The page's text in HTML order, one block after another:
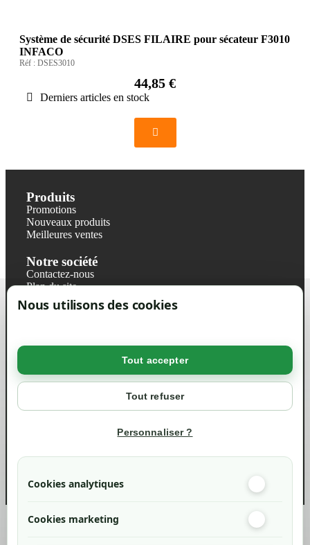
Nous utilisons des cookies
Tout accepter
Tout refuser
Personnaliser ?
Cookies analytiques
Cookies marketing
Système de sécurité DSES FILAIRE pour sécateur F3010
INFACO
Réf : DSES3010
44,85 €
Derniers articles en stock
Produits
Promotions
Nouveaux produits
Meilleures ventes
Notre société
Contactez-nous
Plan du site
Magasin
Mentions légales
Politique de confidentialité RGPD
Votre compte
info@green-tech-shop.com